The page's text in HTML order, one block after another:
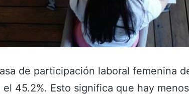
de participación laboral femenina
el 45.2%. Esto significa que hay